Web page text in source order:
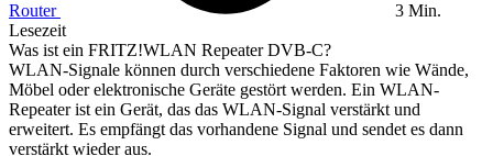
Router
3 Min.
Lesezeit
Was ist ein FRITZ!WLAN Repeater DVB-C?
WLAN-Signale können durch verschiedene Faktoren wie Wände,
Möbel oder elektronische Geräte gestört werden. Ein WLAN-
Repeater ist ein Gerät, das das WLAN-Signal verstärkt und
erweitert. Es empfängt das vorhandene Signal und sendet es dann
verstärkt wieder aus.